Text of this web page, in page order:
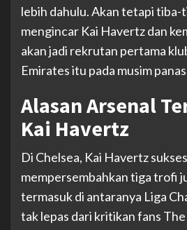
lebih dahulu. Akan tetapi tiba-
mengincar Kai Havertz dan
akan jadi rekrutan pertama
Emirates itu pada musim
Alasan Arsenal
Kai Havertz
Di Chelsea, Kai Havertz sukses
mempersembahkan tiga trofi
termasuk di antaranya Liga
tak lepas dari kritikan fans